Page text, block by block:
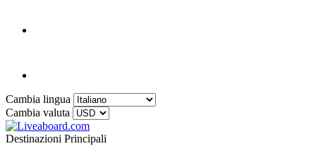
Cambia lingua
Cambia valuta
Destinazioni Principali